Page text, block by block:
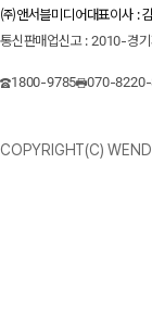
㈜앤서블미디어 대표이사 :
통신판매업신고 : 2010-경
1800-9785 070-
COPYRIGHT(C)